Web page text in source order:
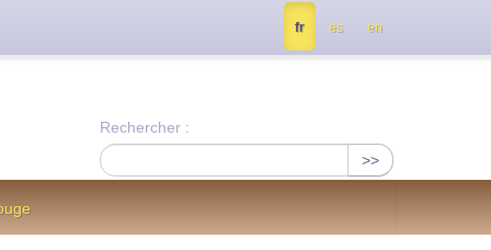
Rechercher :
>>
fr es en
contactez nous à info@notrejournal.info !